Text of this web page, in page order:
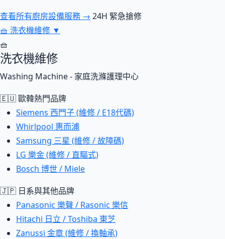
查看所有廚房設備服務 → 24H 緊急搶修
🧺 洗衣機維修 ▼
🧺
洗衣機維修
Washing Machine - 家庭洗滌護理中心
🇪🇺 歐韓熱門品牌
Siemens 西門子 (維修 / E18代碼)
Whirlpool 惠而浦
Samsung 三星 (維修 / 故障碼)
LG 樂金 (維修 / 直驅式)
Bosch 博世 / Miele
🇯🇵 日系與其他品牌
Panasonic 樂聲 / Rasonic 樂信
Hitachi 日立 / Toshiba 東芝
Zanussi 金章 (維修 / 換軸承)